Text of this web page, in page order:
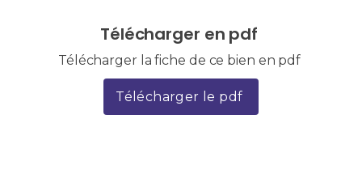
Télécharger en pdf
Télécharger la fiche de ce bien en pdf
Télécharger le pdf